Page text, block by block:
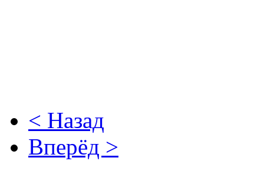
< Назад
Вперёд >